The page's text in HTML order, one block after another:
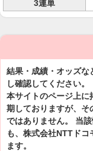
3連単
結果・成績・オッズな
し確認してください。
本サイトのページ上に
期しておりますが、そ
ではありません。 当
も、株式会社NTTド
ます。